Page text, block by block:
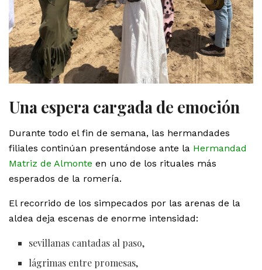
Una espera cargada de emoción
Durante todo el fin de semana, las hermandades
filiales continúan presentándose ante la Hermandad
Matriz de Almonte en uno de los rituales más
esperados de la romería.
El recorrido de los simpecados por las arenas de la
aldea deja escenas de enorme intensidad:
sevillanas cantadas al paso,
lágrimas entre promesas,